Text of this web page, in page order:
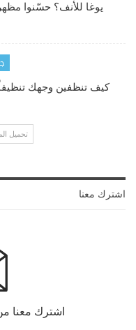
يوغا للأنف؟ حسّنوا
كيف تنظفين وجهك
تحميل
اشترك معنا
اشترك معنا